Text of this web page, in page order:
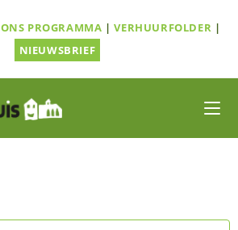
ONS PROGRAMMA |VERHUURFOLDER |
NIEUWSBRIEF